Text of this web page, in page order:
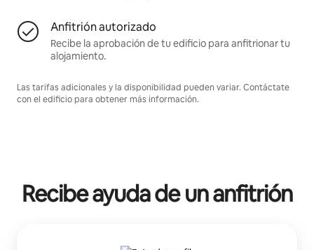
Anfitrión autorizado
Recibe la aprobación de tu edificio para anfitrionar tu
alojamiento.
Las tarifas adicionales y la disponibilidad pueden variar. Contáctate
con el edificio para obtener más información.
Recibe ayuda de un anfitrión